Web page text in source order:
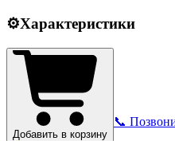
⚙️Характеристики
Добавить в корзину
📞